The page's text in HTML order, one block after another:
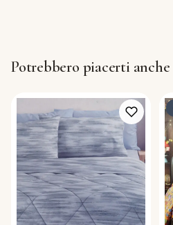
Potrebbero piacerti anche